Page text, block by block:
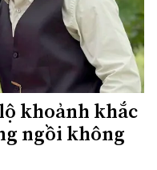
khoảnh khắc
ngồi không